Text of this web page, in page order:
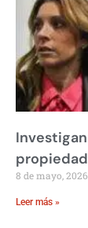
8 de mayo, 2026
Leer más »